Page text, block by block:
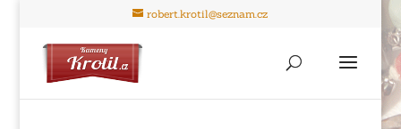
robert.krotil@seznam.cz